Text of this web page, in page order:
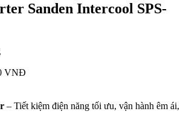
Sanden Intercool SPS-
VNĐ
– Tiết kiệm điện năng tối ưu, vận hành êm ái,